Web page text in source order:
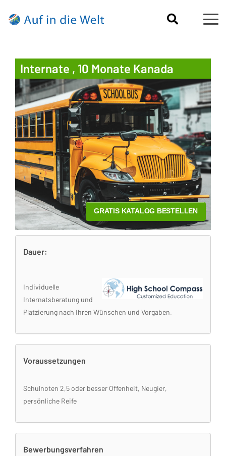
Internate , 10 Monate Kanada
Dauer:
Individuelle
Internatsberatung und
Platzierung nach Ihren Wünschen und Vorgaben.
Voraussetzungen
Schulnoten 2,5 oder besser Offenheit, Neugier,
persönliche Reife
Bewerbungsverfahren